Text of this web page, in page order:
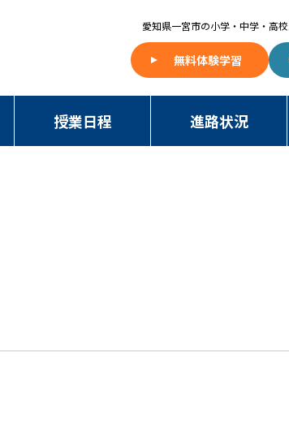
愛知県一宮市の小学・中学・高
無料体験学習
授業日程 進路状況